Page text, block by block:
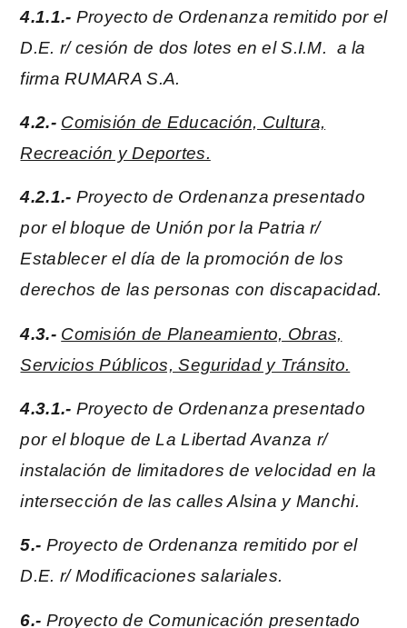
4.1.1.- Proyecto de Ordenanza remitido por el
D.E. r/ cesión de dos lotes en el S.I.M. a la
firma RUMARA S.A.
4.2.- Comisión de Educación, Cultura,
Recreación y Deportes.
4.2.1.- Proyecto de Ordenanza presentado
por el bloque de Unión por la Patria r/
Establecer el día de la promoción de los
derechos de las personas con discapacidad.
4.3.- Comisión de Planeamiento, Obras,
Servicios Públicos, Seguridad y Tránsito.
4.3.1.- Proyecto de Ordenanza presentado
por el bloque de La Libertad Avanza r/
instalación de limitadores de velocidad en la
intersección de las calles Alsina y Manchi.
5.- Proyecto de Ordenanza remitido por el
D.E. r/ Modificaciones salariales.
6.- Proyecto de Comunicación presentado